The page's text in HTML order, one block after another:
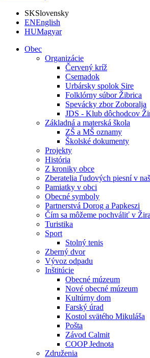
SKSlovensky
ENEnglish
HUMagyar
Obec
Organizácie
Červený kríž
Csemadok
Urbársky spolok Sire
Folklórny súbor Žibrica
Spevácky zbor Zoboralja
JDS - Klub dôchodcov
Základná a materská škola
ZŠ a MŠ oznamy
Školské dokumenty
Projekty
História
Z kroniky obce
Zberatelia ľudových piesní v
Pamiatky v obci
Obecné symboly
Partnerstvá Dorog a Papkeszi
Čím sa môžeme pochváliť v
Turistika
Sport
Stolný tenis
Zberný dvor
Vývoz odpadu
Inštitúcie
Obecné múzeum
Nové obecné múzeum
Kultúrny dom
Farský úrad
Kostol svätého Mikuláša
Pošta
Závod Calmit
COOP Jednota
Združenia